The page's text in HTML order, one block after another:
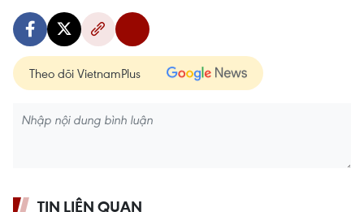
Theo dõi VietnamPlus
TIN LIÊN QUAN